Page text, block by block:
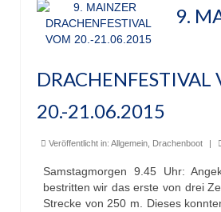
9.
DRACHENFESTIVAL
20.-21.06.2015
Veröffentlicht in: Allgemein Drachenboot |
Samstagmorgen 9.45 Uhr:
bestritten wir das erste von drei
Strecke von 250 m. Dieses